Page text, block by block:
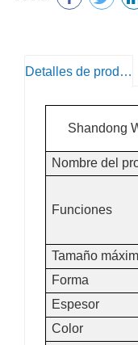
Detalles de producto
Shandong
Nombre del
Funciones
Tamaño
Forma
Espesor
Color